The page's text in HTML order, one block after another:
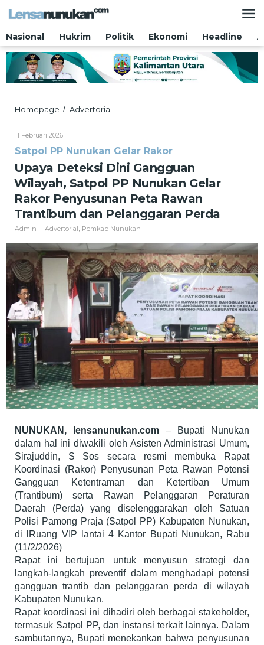
Nasional
Hukrim Politik Ekonomi Headline
Homepage / Advertorial
Wilayah,
Satpol
PP
Nunukan
Rakor
Penyusunan
Peta
Trantibum
dan
Pelanggaran
Perda
11 Februari 2026Oleh
Satpol PP Nunukan Gelar Rakor
Upaya Deteksi Dini Gangguan
Wilayah, Satpol PP Nunukan Gelar
Rakor Penyusunan Peta Rawan
Trantibum dan Pelanggaran Perda
Admin - Advertorial Pemkab Nunukan
NUNUKAN, lensanunukan.com – Bupati Nunukan
dalam hal ini diwakili oleh Asisten Administrasi Umum,
Sirajuddin, S Sos secara resmi membuka Rapat
Koordinasi (Rakor) Penyusunan Peta Rawan Potensi
Gangguan Ketentraman dan Ketertiban Umum
(Trantibum) serta Rawan Pelanggaran Peraturan
Daerah (Perda) yang diselenggarakan oleh Satuan
Polisi Pamong Praja (Satpol PP) Kabupaten Nunukan,
di lRuang VIP lantai 4 Kantor Bupati Nunukan, Rabu
(11/2/2026)
Rapat ini bertujuan untuk menyusun strategi dan
langkah-langkah preventif dalam menghadapi potensi
gangguan trantib dan pelanggaran perda di wilayah
Kabupaten Nunukan.
Rapat koordinasi ini dihadiri oleh berbagai stakeholder,
termasuk Satpol PP, dan instansi terkait lainnya. Dalam
sambutannya, Bupati menekankan bahwa penyusunan